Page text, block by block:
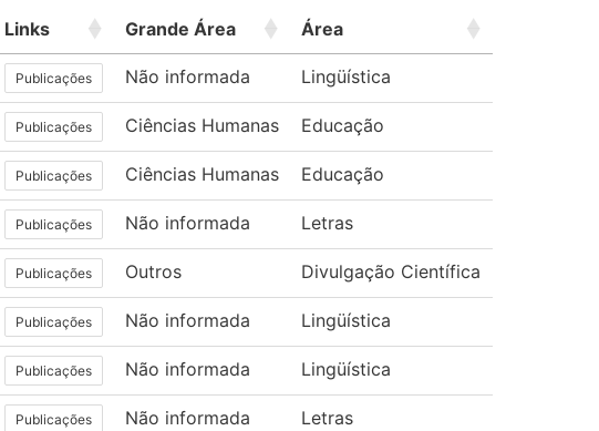
Links Grande Área Área
Publicações Não informada Lingüística
Publicações Ciências Humanas Educação
Publicações Ciências Humanas Educação
Publicações Não informada Letras
Publicações Outros Divulgação Científica
Publicações Não informada Lingüística
Publicações Não informada Lingüística
Publicações Não informada Letras